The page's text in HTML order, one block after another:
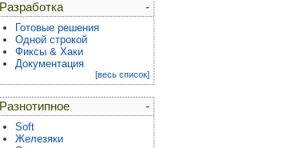
-
Разработка
Готовые решения
Одной строкой
Фиксы & Хаки
Документация
[весь список]
-
Разнотипное
Soft
Железяки